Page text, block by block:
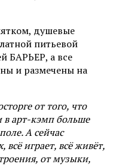
душевые
питьевой
БАРЬЕР, а все
и размечены на
от того, что
в арт-кэмп больше
А сейчас
всё играет, всё живёт,
от музыки,